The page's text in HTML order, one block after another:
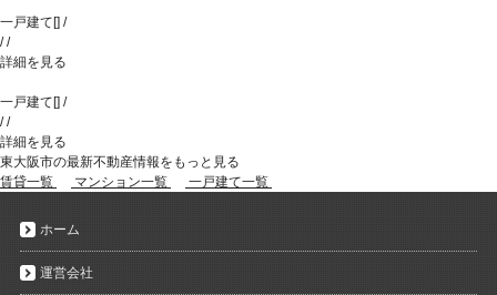
一戸建て [] /
//
詳細を見る
一戸建て [] /
//
詳細を見る
東大阪市の最新不動産情報をもっと見る
賃貸一覧
マンション一覧 一戸建て一覧
ホーム
運営会社